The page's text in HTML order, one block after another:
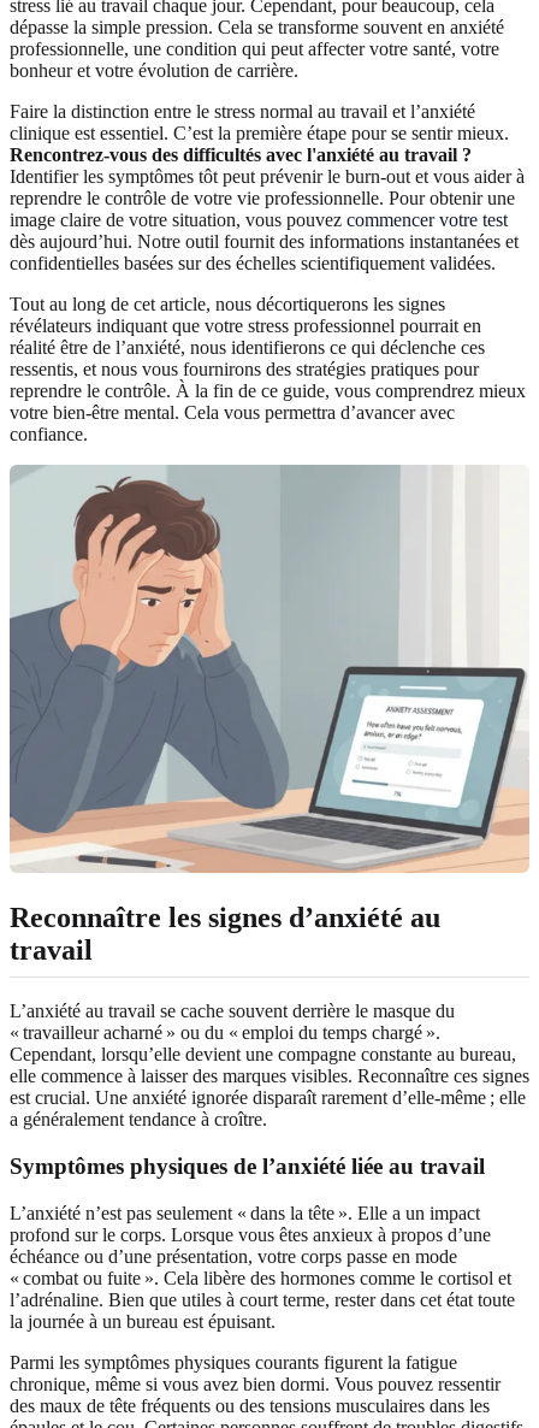
stress lié au travail chaque jour. Cependant, pour beaucoup, cela
dépasse la simple pression. Cela se transforme souvent en anxiété
professionnelle, une condition qui peut affecter votre santé, votre
bonheur et votre évolution de carrière.
Faire la distinction entre le stress normal au travail et l’anxiété
clinique est essentiel. C’est la première étape pour se sentir mieux.
Rencontrez‑vous des difficultés avec l'anxiété au travail ?
Identifier les symptômes tôt peut prévenir le burn‑out et vous aider à
reprendre le contrôle de votre vie professionnelle. Pour obtenir une
image claire de votre situation, vous pouvez commencer votre test
dès aujourd’hui. Notre outil fournit des informations instantanées et
confidentielles basées sur des échelles scientifiquement validées.
Tout au long de cet article, nous décortiquerons les signes
révélateurs indiquant que votre stress professionnel pourrait en
réalité être de l’anxiété, nous identifierons ce qui déclenche ces
ressentis, et nous vous fournirons des stratégies pratiques pour
reprendre le contrôle. À la fin de ce guide, vous comprendrez mieux
votre bien‑être mental. Cela vous permettra d’avancer avec
confiance.
Reconnaître les signes d’anxiété au
travail
L’anxiété au travail se cache souvent derrière le masque du
« travailleur acharné » ou du « emploi du temps chargé ».
Cependant, lorsqu’elle devient une compagne constante au bureau,
elle commence à laisser des marques visibles. Reconnaître ces signes
est crucial. Une anxiété ignorée disparaît rarement d’elle‑même ; elle
a généralement tendance à croître.
Symptômes physiques de l’anxiété liée au travail
L’anxiété n’est pas seulement « dans la tête ». Elle a un impact
profond sur le corps. Lorsque vous êtes anxieux à propos d’une
échéance ou d’une présentation, votre corps passe en mode
« combat ou fuite ». Cela libère des hormones comme le cortisol et
l’adrénaline. Bien que utiles à court terme, rester dans cet état toute
la journée à un bureau est épuisant.
Parmi les symptômes physiques courants figurent la fatigue
chronique, même si vous avez bien dormi. Vous pouvez ressentir
des maux de tête fréquents ou des tensions musculaires dans les